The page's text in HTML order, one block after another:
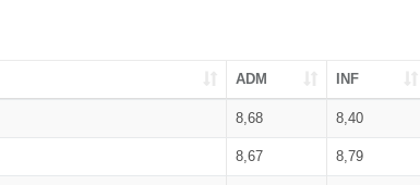
ADM INF
8,68 8,40
8,67 8,79